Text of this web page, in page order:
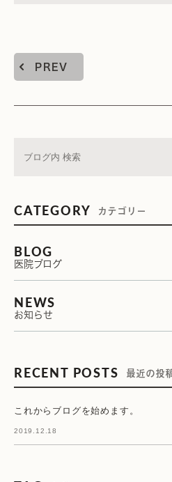
PREV
CATEGORY カテゴリー
BLOG
医院ブログ
NEWS
お知らせ
RECENT POSTS 最近の投
これからブログを始めます。
2019.12.18